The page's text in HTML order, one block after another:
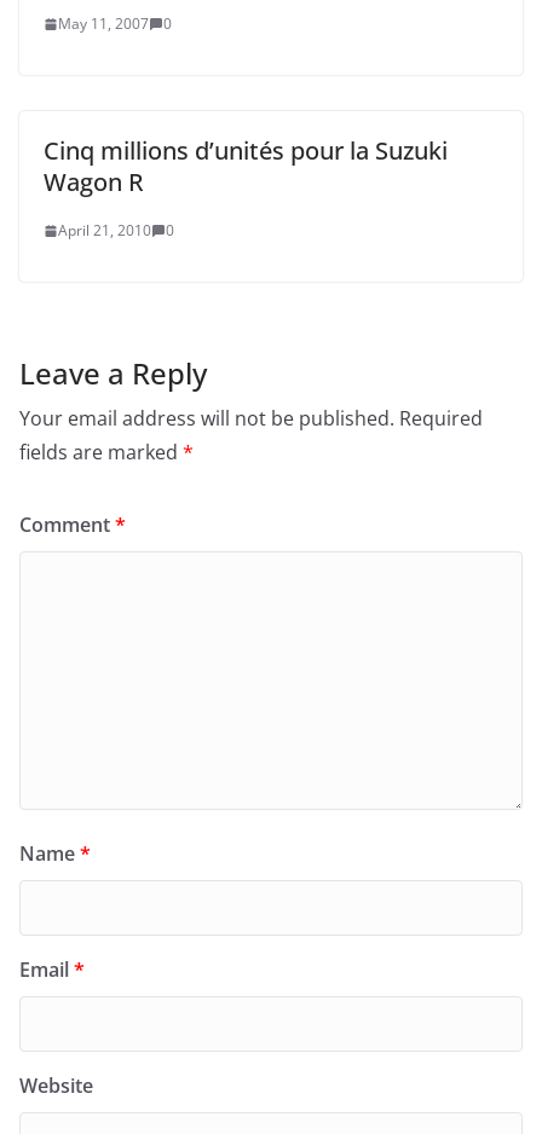
May 11, 2007 0
Cinq millions d’unités pour la Suzuki
Wagon R
April 21, 2010 0
Leave a Reply
Your email address will not be published. Required
fields are marked *
Comment*
Name*
Email*
Website